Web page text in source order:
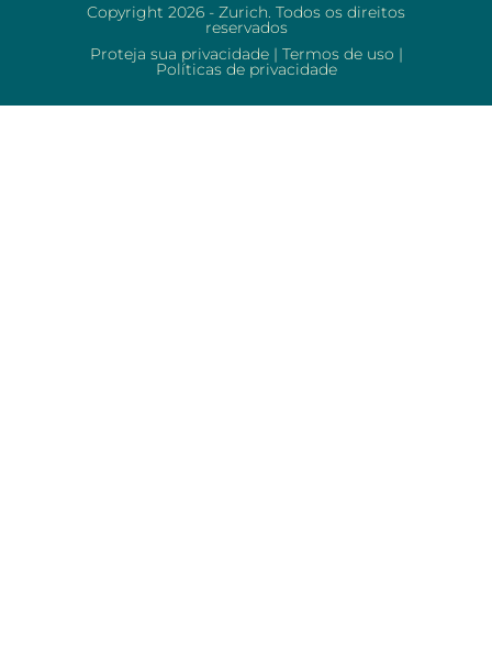
Copyright 2026 - Zurich. Todos os direitos
reservados
Proteja sua privacidade | Termos de uso |
Políticas de privacidade